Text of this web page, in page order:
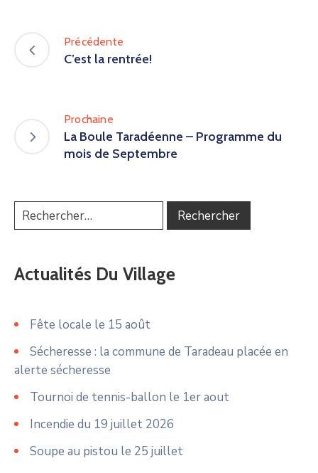
Précédente
C’est la rentrée!
Prochaine
La Boule Taradéenne – Programme du
mois de Septembre
Actualités Du Village
Fête locale le 15 août
Sécheresse : la commune de Taradeau placée en
alerte sécheresse
Tournoi de tennis-ballon le 1er aout
Incendie du 19 juillet 2026
Soupe au pistou le 25 juillet